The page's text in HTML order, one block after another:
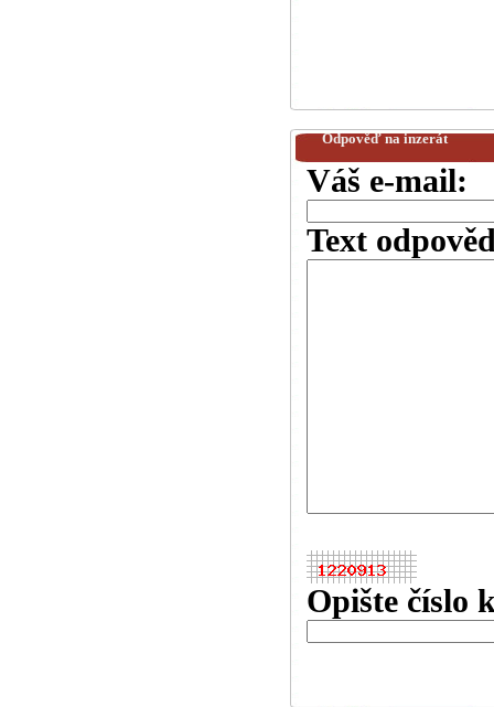
Odpověď na inzerát
Váš e-mail:
Text
Opište číslo